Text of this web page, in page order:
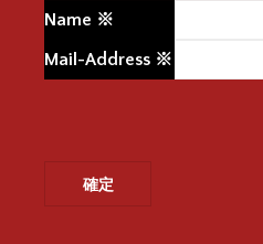
Name ※
Mail-Address ※